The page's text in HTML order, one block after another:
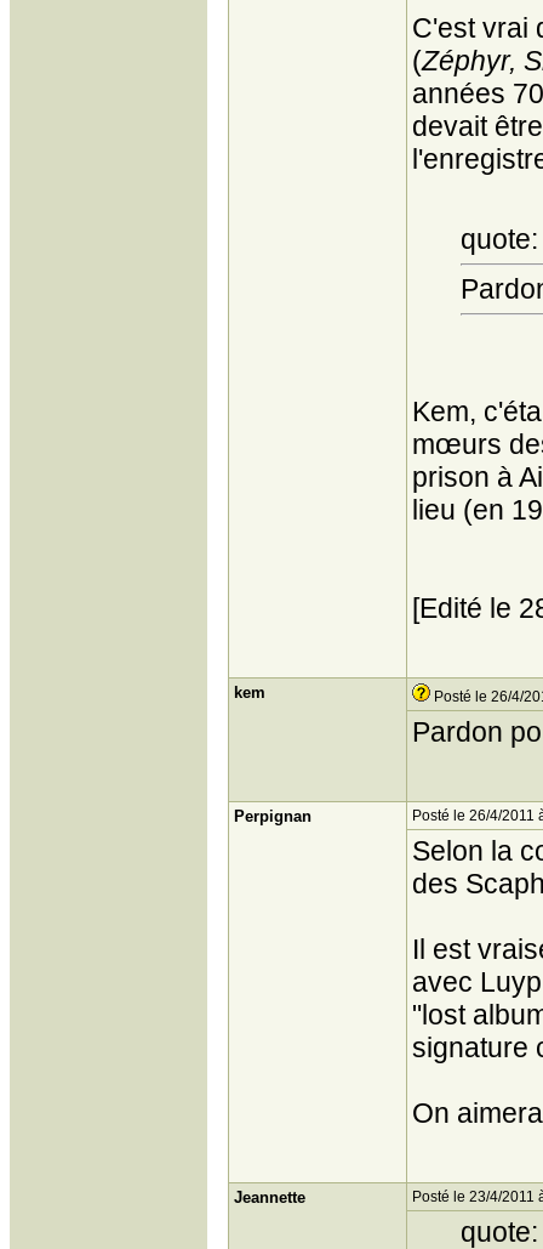
C'est vrai
(Zéphyr,
années
devait
quote:
Kem,
mœurs
prison à
lieu (en
[Edité le
kem Posté le 26/4/
Pardon
Perpignan Posté le 26/4/2011
Selon la
des
Il est
avec
"lost
signature
On
Jeannette Posté le 23/4/2011
quote: